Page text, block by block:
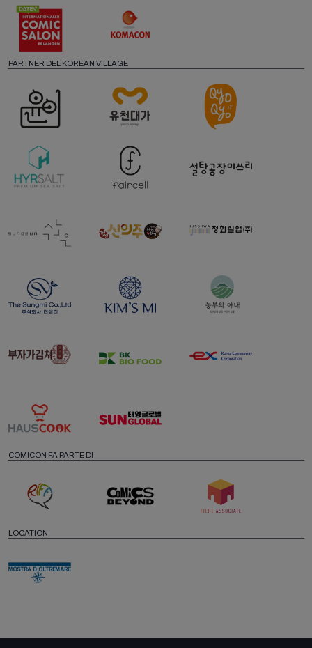
PARTNER DEL KOREAN VILLAGE
COMICON FA PARTE DI
LOCATION